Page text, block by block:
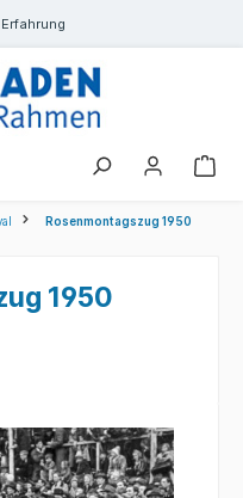
Rosenmontagszug 1950
1950